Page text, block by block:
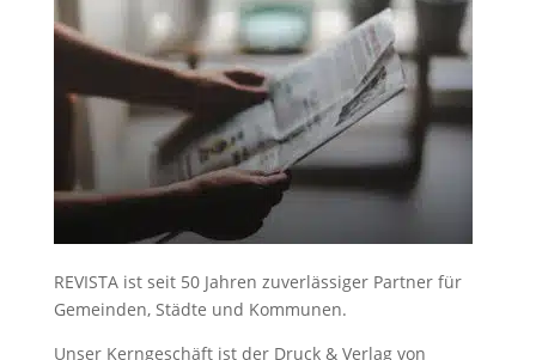
REVISTA ist seit 50 Jahren zuverlässiger Partner für
Gemeinden, Städte und Kommunen.
Unser Kerngeschäft ist der Druck & Verlag von